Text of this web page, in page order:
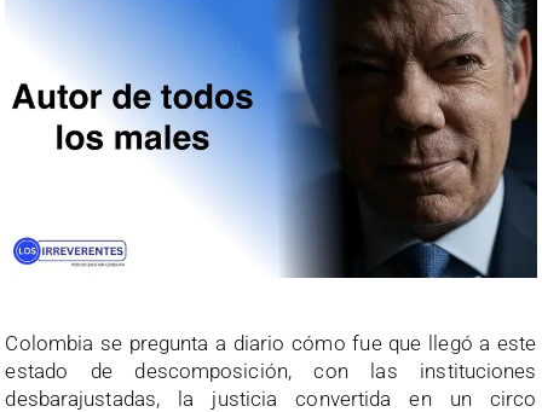
Colombia se pregunta a diario cómo fue que llegó a este
estado de descomposición, con las instituciones
desbarajustadas, la justicia convertida en un circo